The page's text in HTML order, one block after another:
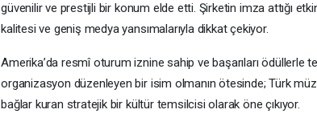
güvenilir ve prestijli bir konum elde etti. Şirketin imza attığı
kalitesi ve geniş medya yansımalarıyla dikkat çekiyor.
Amerika’da resmî oturum iznine sahip ve başarıları ödüllerle
organizasyon düzenleyen bir isim olmanın ötesinde; Türk
bağlar kuran stratejik bir kültür temsilcisi olarak öne çıkıyor.